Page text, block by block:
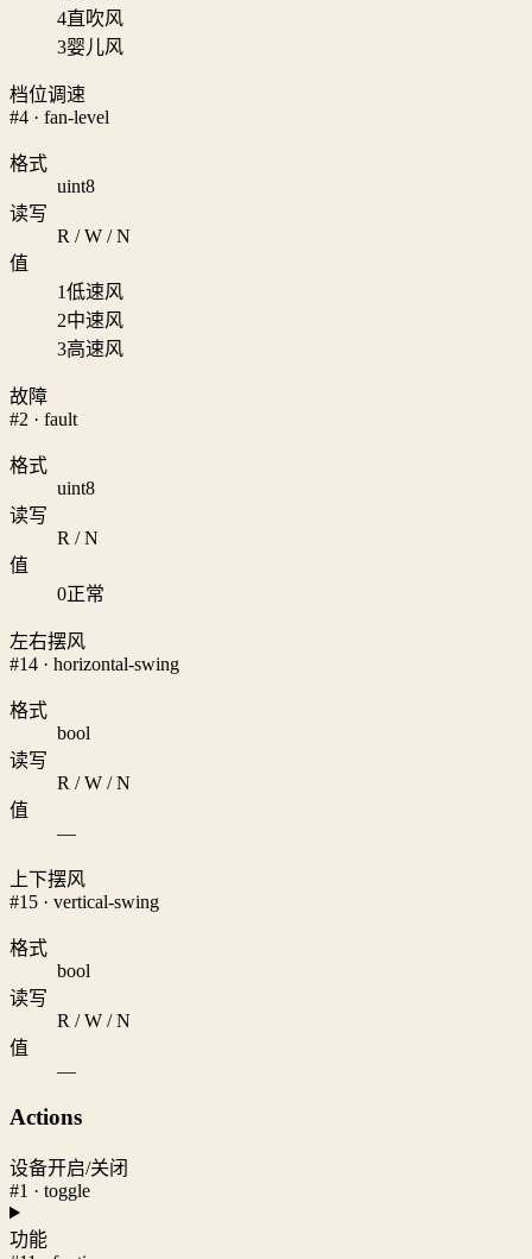
4直吹风
3婴儿风
档位调速
#4 · fan-level
格式
uint8
读写
R / W / N
值
1低速风
2中速风
3高速风
故障
#2 · fault
格式
uint8
读写
R / N
值
0正常
左右摆风
#14 · horizontal-swing
格式
bool
读写
R / W / N
值
—
上下摆风
#15 · vertical-swing
格式
bool
读写
R / W / N
值
—
Actions
设备开启/关闭
#1 · toggle
功能